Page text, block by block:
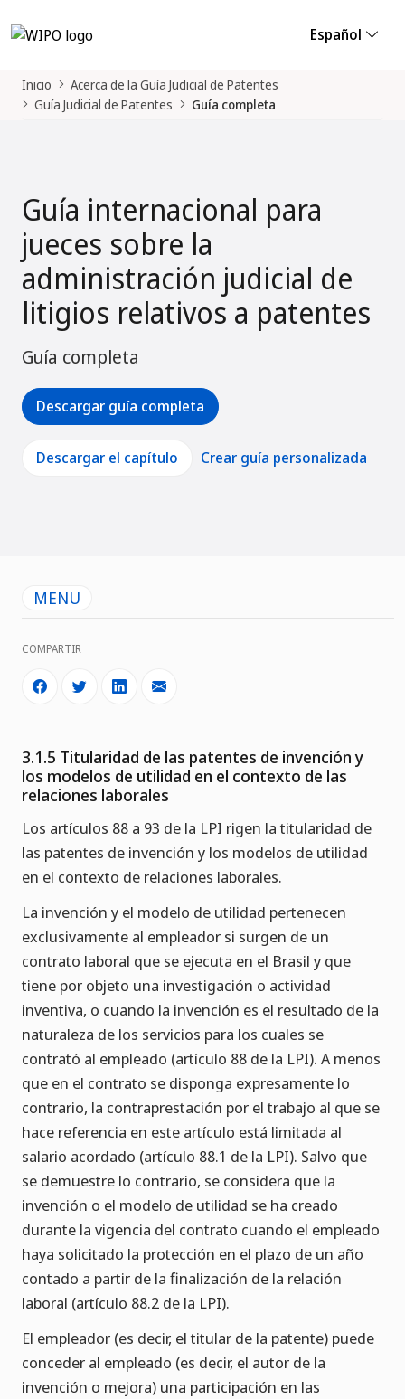
Español
Inicio
Acerca de la Guía Judicial de Patentes
Guía Judicial de Patentes
Guía completa
Guía internacional para
jueces sobre la
administración judicial de
litigios relativos a patentes
Guía completa
Descargar guía completa
Descargar el capítulo Crear guía personalizada
MENU
COMPARTIR
3.1.5 Titularidad de las patentes de invención y
los modelos de utilidad en el contexto de las
relaciones laborales
Los artículos 88 a 93 de la LPI rigen la titularidad de
las patentes de invención y los modelos de utilidad
en el contexto de relaciones laborales.
La invención y el modelo de utilidad pertenecen
exclusivamente al empleador si surgen de un
contrato laboral que se ejecuta en el Brasil y que
tiene por objeto una investigación o actividad
inventiva, o cuando la invención es el resultado de la
naturaleza de los servicios para los cuales se
contrató al empleado (artículo 88 de la LPI). A menos
que en el contrato se disponga expresamente lo
contrario, la contraprestación por el trabajo al que se
hace referencia en este artículo está limitada al
salario acordado (artículo 88.1 de la LPI). Salvo que
se demuestre lo contrario, se considera que la
invención o el modelo de utilidad se ha creado
durante la vigencia del contrato cuando el empleado
haya solicitado la protección en el plazo de un año
contado a partir de la finalización de la relación
laboral (artículo 88.2 de la LPI).
El empleador (es decir, el titular de la patente) puede
conceder al empleado (es decir, el autor de la
invención o mejora) una participación en las